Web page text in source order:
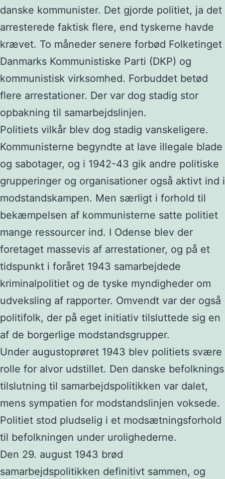
danske kommunister. Det gjorde politiet, ja det
arresterede faktisk flere, end tyskerne havde
krævet. To måneder senere forbød Folketinget
Danmarks Kommunistiske Parti (DKP) og
kommunistisk virksomhed. Forbuddet betød
flere arrestationer. Der var dog stadig stor
opbakning til samarbejdslinjen.
Politiets vilkår blev dog stadig vanskeligere.
Kommunisterne begyndte at lave illegale blade
og sabotager, og i 1942-43 gik andre politiske
grupperinger og organisationer også aktivt ind i
modstandskampen. Men særligt i forhold til
bekæmpelsen af kommunisterne satte politiet
mange ressourcer ind. I Odense blev der
foretaget massevis af arrestationer, og på et
tidspunkt i foråret 1943 samarbejdede
kriminalpolitiet og de tyske myndigheder om
udveksling af rapporter. Omvendt var der også
politifolk, der på eget initiativ tilsluttede sig en
af de borgerlige modstandsgrupper.
Under augustoprøret 1943 blev politiets svære
rolle for alvor udstillet. Den danske befolknings
tilslutning til samarbejdspolitikken var dalet,
mens sympatien for modstandslinjen voksede.
Politiet stod pludselig i et modsætningsforhold
til befolkningen under urolighederne.
Den 29. august 1943 brød
samarbejdspolitikken definitivt sammen, og